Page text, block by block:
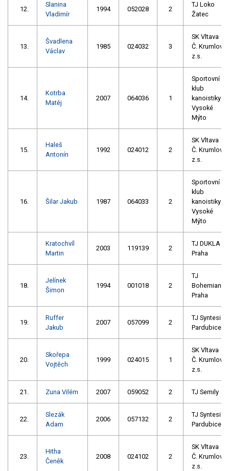
12.
Slanina
Vladimír
1994 052028 2
TJ Loko
Žatec
13.
Švadlena
Václav
1985 024032 3
SK Vltava
Č. Krumlov
z.s.
14.
Kotrba
Matěj
2007 064036 1
Sportovní
klub
kanoistiky
Vysoké
Mýto
15.
Haleš
Antonín
1992 024012 2
SK Vltava
Č. Krumlov
z.s.
16. Šilar Jakub 1987 064033 2
Sportovní
klub
kanoistiky
Vysoké
Mýto
Kratochvíl
Martin
2003 119139 2
TJ DUKLA
Praha
18.
Jelínek
Šimon
1994 001018 2
TJ
Bohemians
Praha
19.
Ruffer
Jakub
2007 057099 2
TJ Syntesia
Pardubice
20.
Skořepa
Vojtěch
1999 024015 1
SK Vltava
Č. Krumlov
z.s.
21. Zuna Vilém 2007 059052 2 TJ Semily
22.
Slezák
Adam
2006 057132 2
TJ Syntesia
Pardubice
23.
Hitha
Čeněk
2008 024102 2
SK Vltava
Č. Krumlov
z.s.